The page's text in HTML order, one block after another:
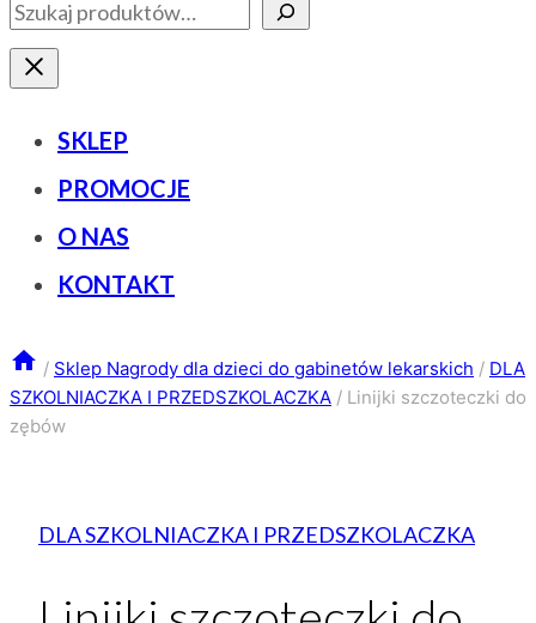
Szukaj
SKLEP
PROMOCJE
O NAS
KONTAKT
/ Sklep Nagrody dla dzieci do gabinetów lekarskich / DLA
SZKOLNIACZKA I PRZEDSZKOLACZKA / Linijki szczoteczki do
zębów
DLA SZKOLNIACZKA I PRZEDSZKOLACZKA